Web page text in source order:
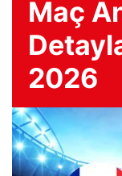
Maç
2026